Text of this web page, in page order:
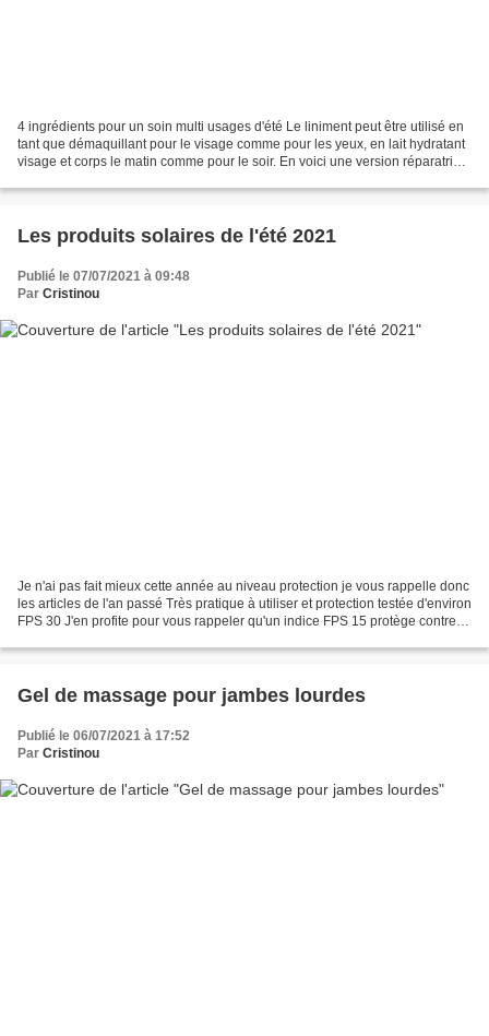
4 ingrédients pour un soin multi usages d'été Le liniment peut être utilisé en
tant que démaquillant pour le visage comme pour les yeux, en lait hydratant
visage et corps le matin comme pour le soir. En voici une version réparatrice
Les produits solaires de l'été 2021
Publié le 07/07/2021 à 09:48
Par Cristinou
Je n'ai pas fait mieux cette année au niveau protection je vous rappelle donc
les articles de l'an passé Très pratique à utiliser et protection testée d'environ
FPS 30 J'en profite pour vous rappeler qu'un indice FPS 15 protège contre
Gel de massage pour jambes lourdes
Publié le 06/07/2021 à 17:52
Par Cristinou